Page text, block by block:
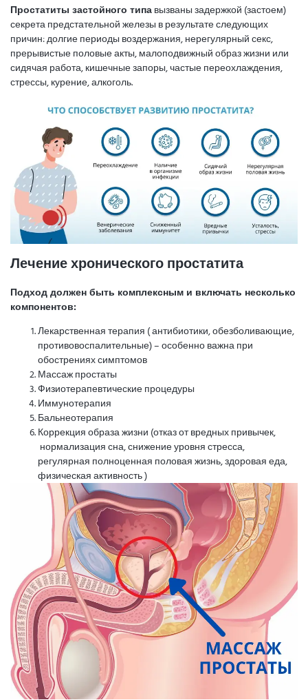
Простатиты застойного типавызваны задержкой (застоем)
секрета предстательной железы в результате следующих
причин: долгие периоды воздержания, нерегулярный секс,
прерывистые половые акты, малоподвижный образ жизни или
сидячая работа, кишечные запоры, частые переохлаждения,
стрессы, курение, алкоголь.
Лечение хронического простатита
Подход должен быть комплексным и включать несколько
компонентов:
Лекарственная терапия ( антибиотики, обезболивающие,
противовоспалительные) – особенно важна при
обострениях симптомов
Массаж простаты
Физиотерапевтические процедуры
Иммунотерапия
Бальнеотерапия
Коррекция образа жизни (отказ от вредных привычек,
нормализация сна, снижение уровня стресса,
регулярная полноценная половая жизнь, здоровая еда,
физическая активность )